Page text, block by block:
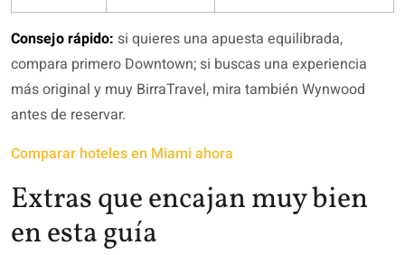
Consejo rápido: si quieres una apuesta equilibrada,
compara primero Downtown; si buscas una experiencia
más original y muy BirraTravel, mira también Wynwood
antes de reservar.
Comparar hoteles en Miami ahora
Extras que encajan muy bien
en esta guía